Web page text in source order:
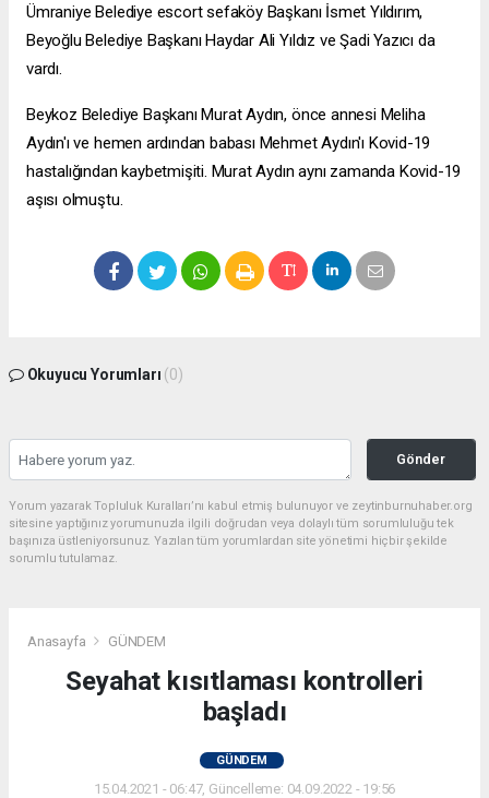
Ümraniye Belediye escort sefaköyBaşkanı İsmet Yıldırım,
Beyoğlu Belediye Başkanı Haydar Ali Yıldız ve Şadi Yazıcı da
vardı.
Beykoz Belediye Başkanı Murat Aydın, önce annesi Meliha
Aydın'ı ve hemen ardından babası Mehmet Aydın'ı Kovid-19
hastalığından kaybetmişiti. Murat Aydın aynı zamanda Kovid-19
aşısı olmuştu.
Okuyucu Yorumları (0)
Gönder
Yorum yazarak Topluluk Kuralları’nı kabul etmiş bulunuyor ve zeytinburnuhaber.org
sitesine yaptığınız yorumunuzla ilgili doğrudan veya dolaylı tüm sorumluluğu tek
başınıza üstleniyorsunuz. Yazılan tüm yorumlardan site yönetimi hiçbir şekilde
sorumlu tutulamaz.
Anasayfa GÜNDEM
Seyahat kısıtlaması kontrolleri
başladı
GÜNDEM
15.04.2021 - 06:47, Güncelleme: 04.09.2022 - 19:56